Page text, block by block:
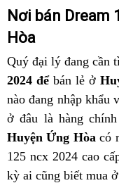
Nơi bán Dream
Hòa
Quý đại lý đang cần
2024 để bán lẻ ở
nào đang nhập khẩu
ở đâu là hàng
Huyện Ứng Hòacó
125 ncx 2024 cao
kỳ ai cũng biết mua